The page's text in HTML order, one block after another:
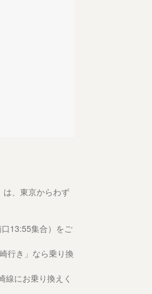
は、東京からわず
口13:55集合）をご
行き」なら乗り換
線にお乗り換えく